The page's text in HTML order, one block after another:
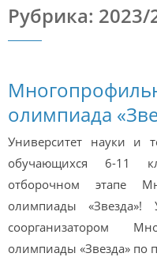
Рубрика: 2023/
олимпиада
Университет науки и
обучающихся 6-11
отборочном этапе
олимпиады «Звезда»!
соорганизатором
олимпиады «Звезда» по